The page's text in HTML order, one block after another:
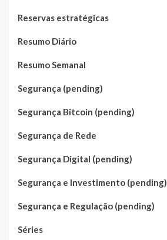
Reservas estratégicas
Resumo Diário
Resumo Semanal
Segurança (pending)
Segurança Bitcoin (pending)
Segurança de Rede
Segurança Digital (pending)
Segurança e Investimento (pending)
Segurança e Regulação (pending)
Séries